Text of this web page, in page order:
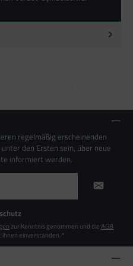
regelmäßig erscheinenden
den Ersten sein, über neue
informiert werden.
zur Kenntnis genommen und dieAGB
ihnen einverstanden.*
aktiv abfragen